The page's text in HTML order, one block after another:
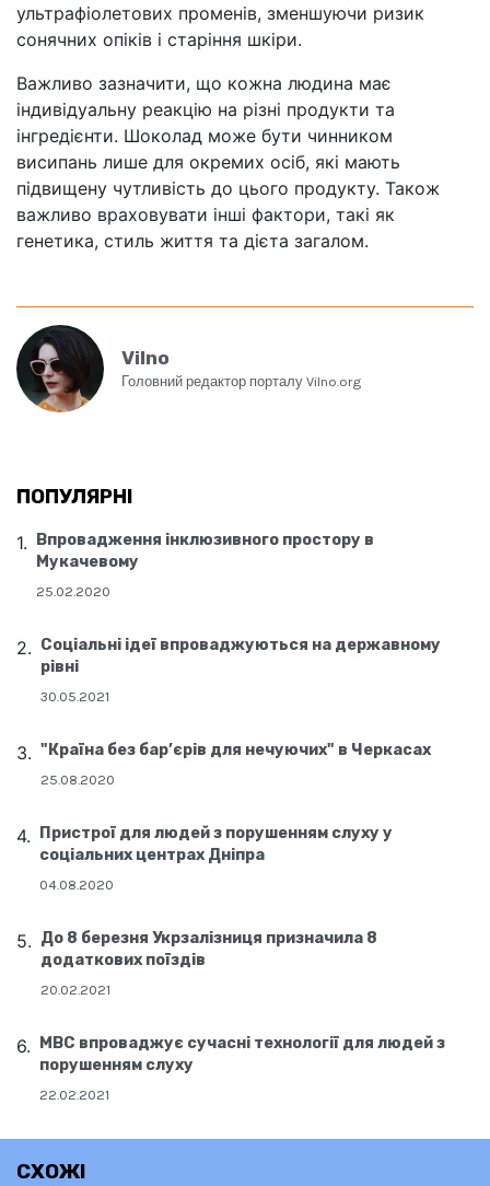
ультрафіолетових променів, зменшуючи ризик
сонячних опіків і старіння шкіри.
Важливо зазначити, що кожна людина має
індивідуальну реакцію на різні продукти та
інгредієнти. Шоколад може бути чинником
висипань лише для окремих осіб, які мають
підвищену чутливість до цього продукту. Також
важливо враховувати інші фактори, такі як
генетика, стиль життя та дієта загалом.
Vilno
Головний редактор порталу Vilno.org
ПОПУЛЯРНІ
Впровадження інклюзивного простору в
Мукачевому
25.02.2020
Соціальні ідеї впроваджуються на державному
рівні
30.05.2021
"Країна без бар’єрів для нечуючих" в Черкасах
25.08.2020
Пристрої для людей з порушенням слуху у
соціальних центрах Дніпра
04.08.2020
До 8 березня Укрзалізниця призначила 8
додаткових поїздів
20.02.2021
МВС впроваджує сучасні технології для людей з
порушенням слуху
22.02.2021
СХОЖІ